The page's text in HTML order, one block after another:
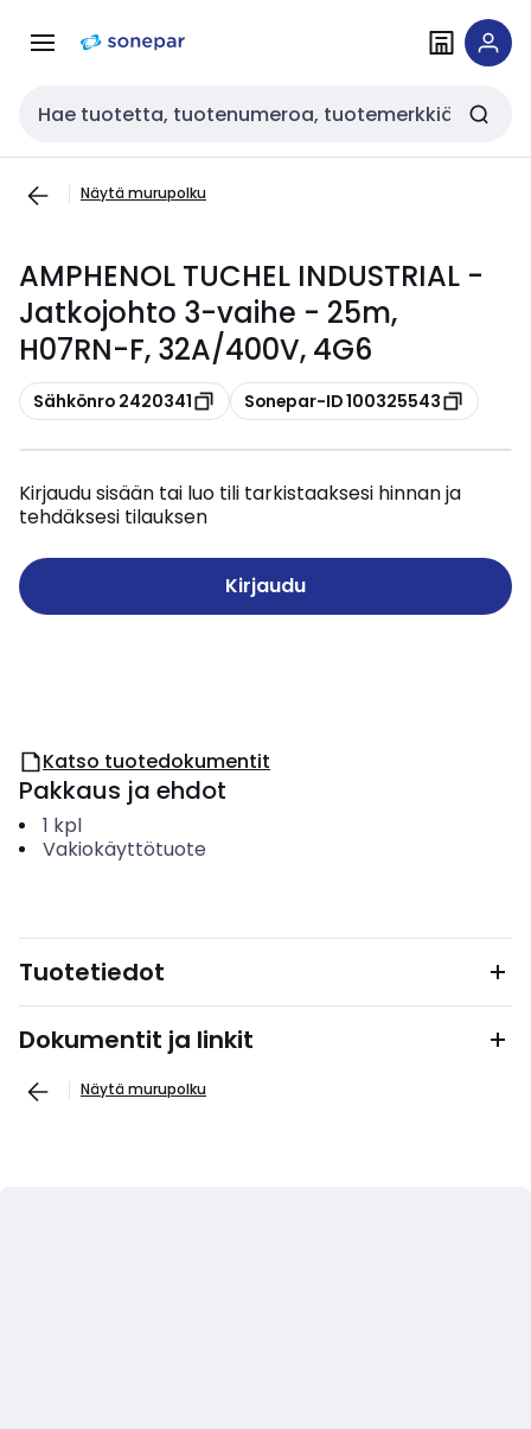
navigointiinsisältöön
Haku
Näytä murupolku
AMPHENOL TUCHEL INDUSTRIAL -
Jatkojohto 3-vaihe - 25m,
H07RN-F, 32A/400V, 4G6
Kopioi
Sähkönro 2420341 Kopioi
Sonepar-ID 100325543
Kirjaudu sisään tai luo tili tarkistaaksesi hinnan ja
tehdäksesi tilauksen
Kirjaudu
Katso tuotedokumentit
Pakkaus ja ehdot
1 kpl
Vakiokäyttötuote
Tuotetiedot
Dokumentit ja linkit
Näytä murupolku